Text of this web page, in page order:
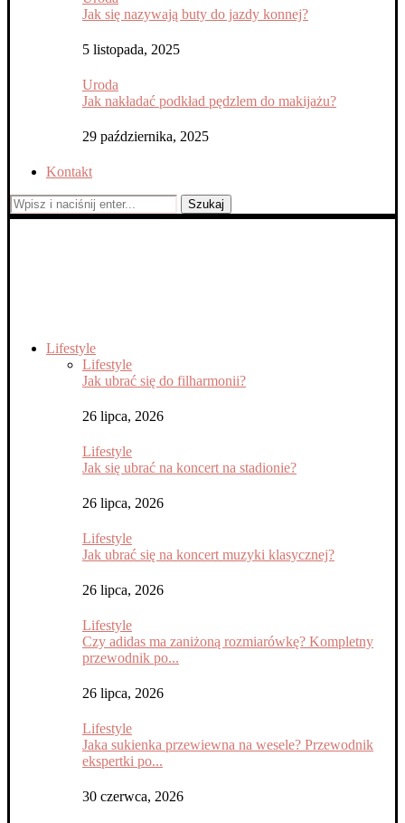
Jak się nazywają buty do jazdy konnej?
5 listopada, 2025
Uroda
Jak nakładać podkład pędzlem do makijażu?
29 października, 2025
Kontakt
Szukaj
Lifestyle
Lifestyle
Jak ubrać się do filharmonii?
26 lipca, 2026
Lifestyle
Jak się ubrać na koncert na stadionie?
26 lipca, 2026
Lifestyle
Jak ubrać się na koncert muzyki klasycznej?
26 lipca, 2026
Lifestyle
Czy adidas ma zaniżoną rozmiarówkę? Kompletny
przewodnik po...
26 lipca, 2026
Lifestyle
Jaka sukienka przewiewna na wesele? Przewodnik
ekspertki po...
30 czerwca, 2026